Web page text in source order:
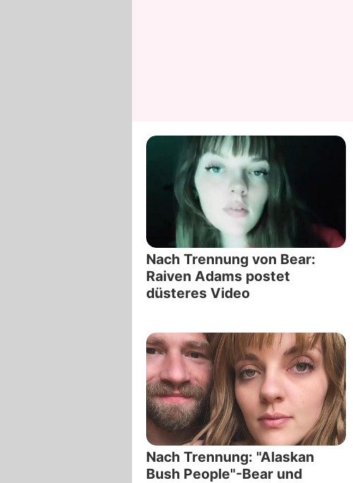
Nach Trennung von Bear:
Raiven Adams postet
düsteres Video
Nach Trennung: "Alaskan
Bush People"-Bear und